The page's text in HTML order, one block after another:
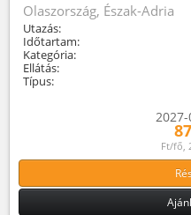
Olaszország, Észak-Adria
Utazás:
Időtartam:
Kategória:
Ellátás:
Típus:
Ft/fő,